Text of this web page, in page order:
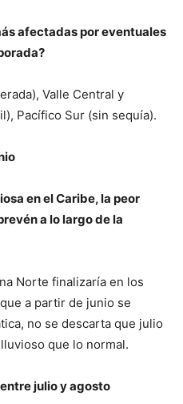
afectadas por eventuales
Valle Central y
Pacífico Sur (sin sequía).
en el Caribe, la peor
a lo largo de la
Norte finalizaría en los
a partir de junio se
no se descarta que julio
que lo normal.
julio y agosto